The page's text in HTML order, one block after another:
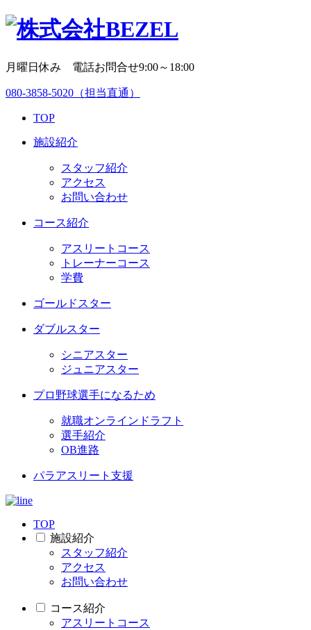
月曜日休み 電話お問合せ9:00～18:00
080-3858-5020 （担当直通）
TOP
施設紹介
スタッフ紹介
アクセス
お問い合わせ
コース紹介
アスリートコース
トレーナーコース
学費
ゴールドスター
ダブルスター
シニアスター
ジュニアスター
プロ野球選手になるため
就職オンラインドラフト
選手紹介
OB進路
パラアスリート支援
TOP
施設紹介
スタッフ紹介
アクセス
お問い合わせ
コース紹介
アスリートコース